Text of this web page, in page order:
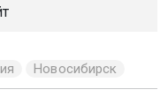
Новосибирск